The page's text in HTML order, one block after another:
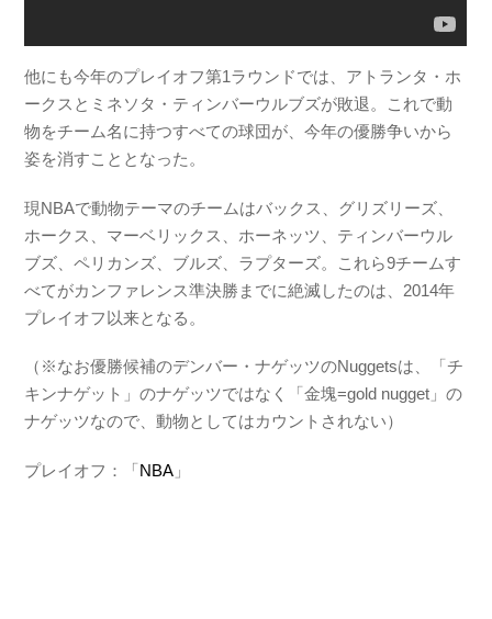
他にも今年のプレイオフ第1ラウンドでは、アトランタ・ホ
ークスとミネソタ・ティンバーウルブズが敗退。これで動
物をチーム名に持つすべての球団が、今年の優勝争いから
姿を消すこととなった。
現NBAで動物テーマのチームはバックス、グリズリーズ、
ホークス、マーベリックス、ホーネッツ、ティンバーウル
ブズ、ペリカンズ、ブルズ、ラプターズ。これら9チームす
べてがカンファレンス準決勝までに絶滅したのは、2014年
プレイオフ以来となる。
（※なお優勝候補のデンバー・ナゲッツのNuggetsは、「チ
キンナゲット」のナゲッツではなく「金塊=gold nugget」の
ナゲッツなので、動物としてはカウントされない）
プレイオフ：「NBA 」